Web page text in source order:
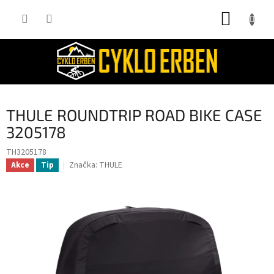
THULE ROUNDTRIP ROAD BIKE CASE
3205178
TH3205178
Akce Tip Značka: THULE